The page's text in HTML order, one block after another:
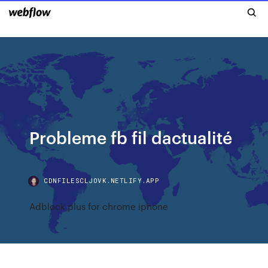
Probleme fb fil dactualité
CDNFILESCLJOVK.NETLIFY.APP
Adblock plus for chrome iphone